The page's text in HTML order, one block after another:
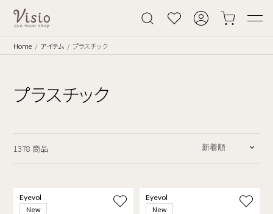
Home アイテム プラスチック
プラスチック
1378 商品
Eyevol
New
Eyevol
New